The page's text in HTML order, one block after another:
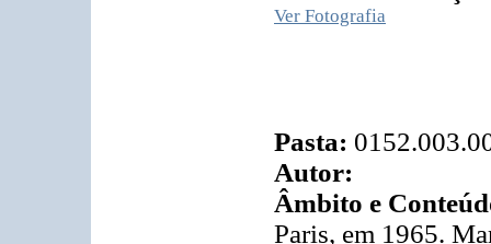
Ver Fotografia
Pasta:
Autor:
Âmbito e
Paris, em 1965.